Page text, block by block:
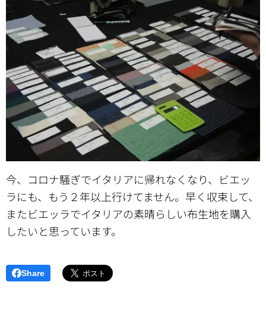
今、コロナ騒ぎでイタリアに帰れなくなり、ビエッ
ラにも、もう２年以上行けてません。早く収束して、
またビエッラでイタリアの素晴らしい布生地を購入
したいと思っています。
Share